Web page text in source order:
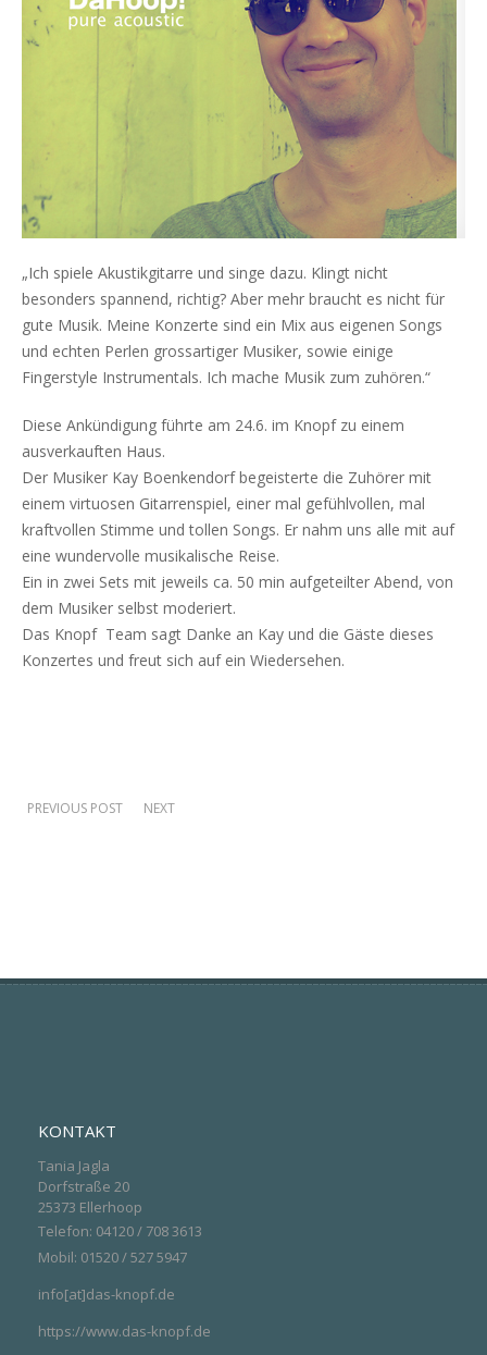
„Ich spiele Akustikgitarre und singe dazu. Klingt nicht
besonders spannend, richtig? Aber mehr braucht es nicht für
gute Musik. Meine Konzerte sind ein Mix aus eigenen Songs
und echten Perlen grossartiger Musiker, sowie einige
Fingerstyle Instrumentals. Ich mache Musik zum zuhören.“
Diese Ankündigung führte am 24.6. im Knopf zu einem
ausverkauften Haus.
Der Musiker Kay Boenkendorf begeisterte die Zuhörer mit
einem virtuosen Gitarrenspiel, einer mal gefühlvollen, mal
kraftvollen Stimme und tollen Songs. Er nahm uns alle mit auf
eine wundervolle musikalische Reise.
Ein in zwei Sets mit jeweils ca. 50 min aufgeteilter Abend, von
dem Musiker selbst moderiert.
Das Knopf Team sagt Danke an Kay und die Gäste dieses
Konzertes und freut sich auf ein Wiedersehen.
PREVIOUS POST NEXT
KONTAKT
Tania Jagla
Dorfstraße 20
25373 Ellerhoop
Telefon: 04120 / 708 3613
Mobil: 01520 / 527 5947
info[at]das-knopf.de
https://www.das-knopf.de